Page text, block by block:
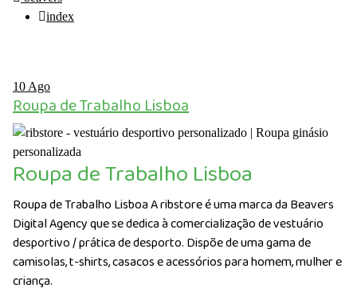
index
10 Ago
Roupa de Trabalho Lisboa
Roupa de Trabalho Lisboa
Roupa de Trabalho Lisboa A ribstore é uma marca da Beavers
Digital Agency que se dedica à comercialização de vestuário
desportivo / prática de desporto. Dispõe de uma gama de
camisolas, t-shirts, casacos e acessórios para homem, mulher e
criança.